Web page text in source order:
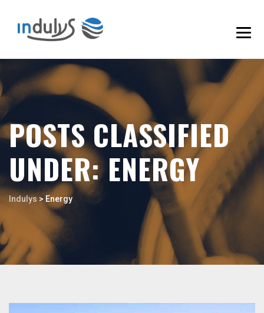
POSTS CLASSIFIED
UNDER:ENERGY
Indulys> Energy